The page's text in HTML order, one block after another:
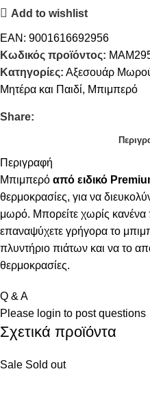
Add to wishlist
EAN: 9001616692956
Κωδικός προϊόντος:
Κατηγορίες: Αξεσουάρ
Μητέρα και Παιδί, Μπιμπερό
Share:
Περιγραφή
Μπιμπερό από ειδικό
θερμοκρασίες, για να
μωρό. Μπορείτε χωρίς κανένα
επαναψύχετε γρήγορα το
πλυντήριο πιάτων και να το
θερμοκρασίες.
Q & A
Please login to post questions
Σχετικά προϊόντα
Sale Sold out